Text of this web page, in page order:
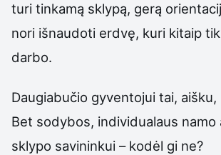
turi tinkamą sklypą, gerą
nori išnaudoti erdvę, kuri kitaip
darbo.
Daugiabučio gyventojui tai, aišku,
Bet sodybos, individualaus namo
sklypo savininkui – kodėl gi ne?